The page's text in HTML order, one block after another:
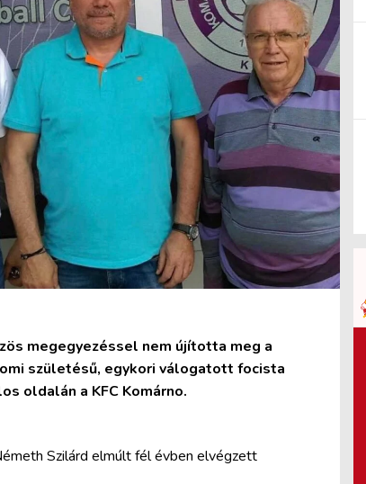
megegyezéssel nem újította meg a
születésű, egykori válogatott focista
oldalán a KFC Komárno.
Szilárd elmúlt fél évben elvégzett